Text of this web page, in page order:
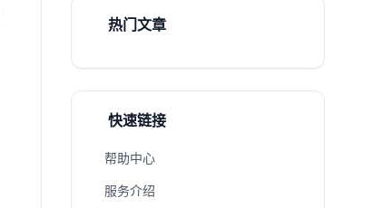
热门文章
快速链接
帮助中心
服务介绍